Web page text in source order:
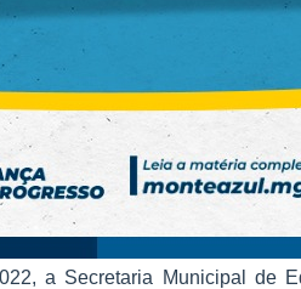
a Secretaria Municipal de